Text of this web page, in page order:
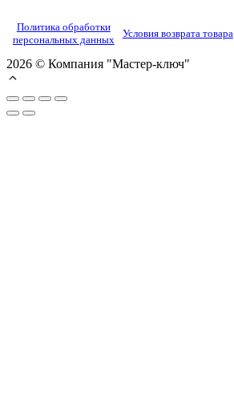
Политика обработки
персональных данных
Условия возврата товара
2026 © Компания "Мастер-ключ"